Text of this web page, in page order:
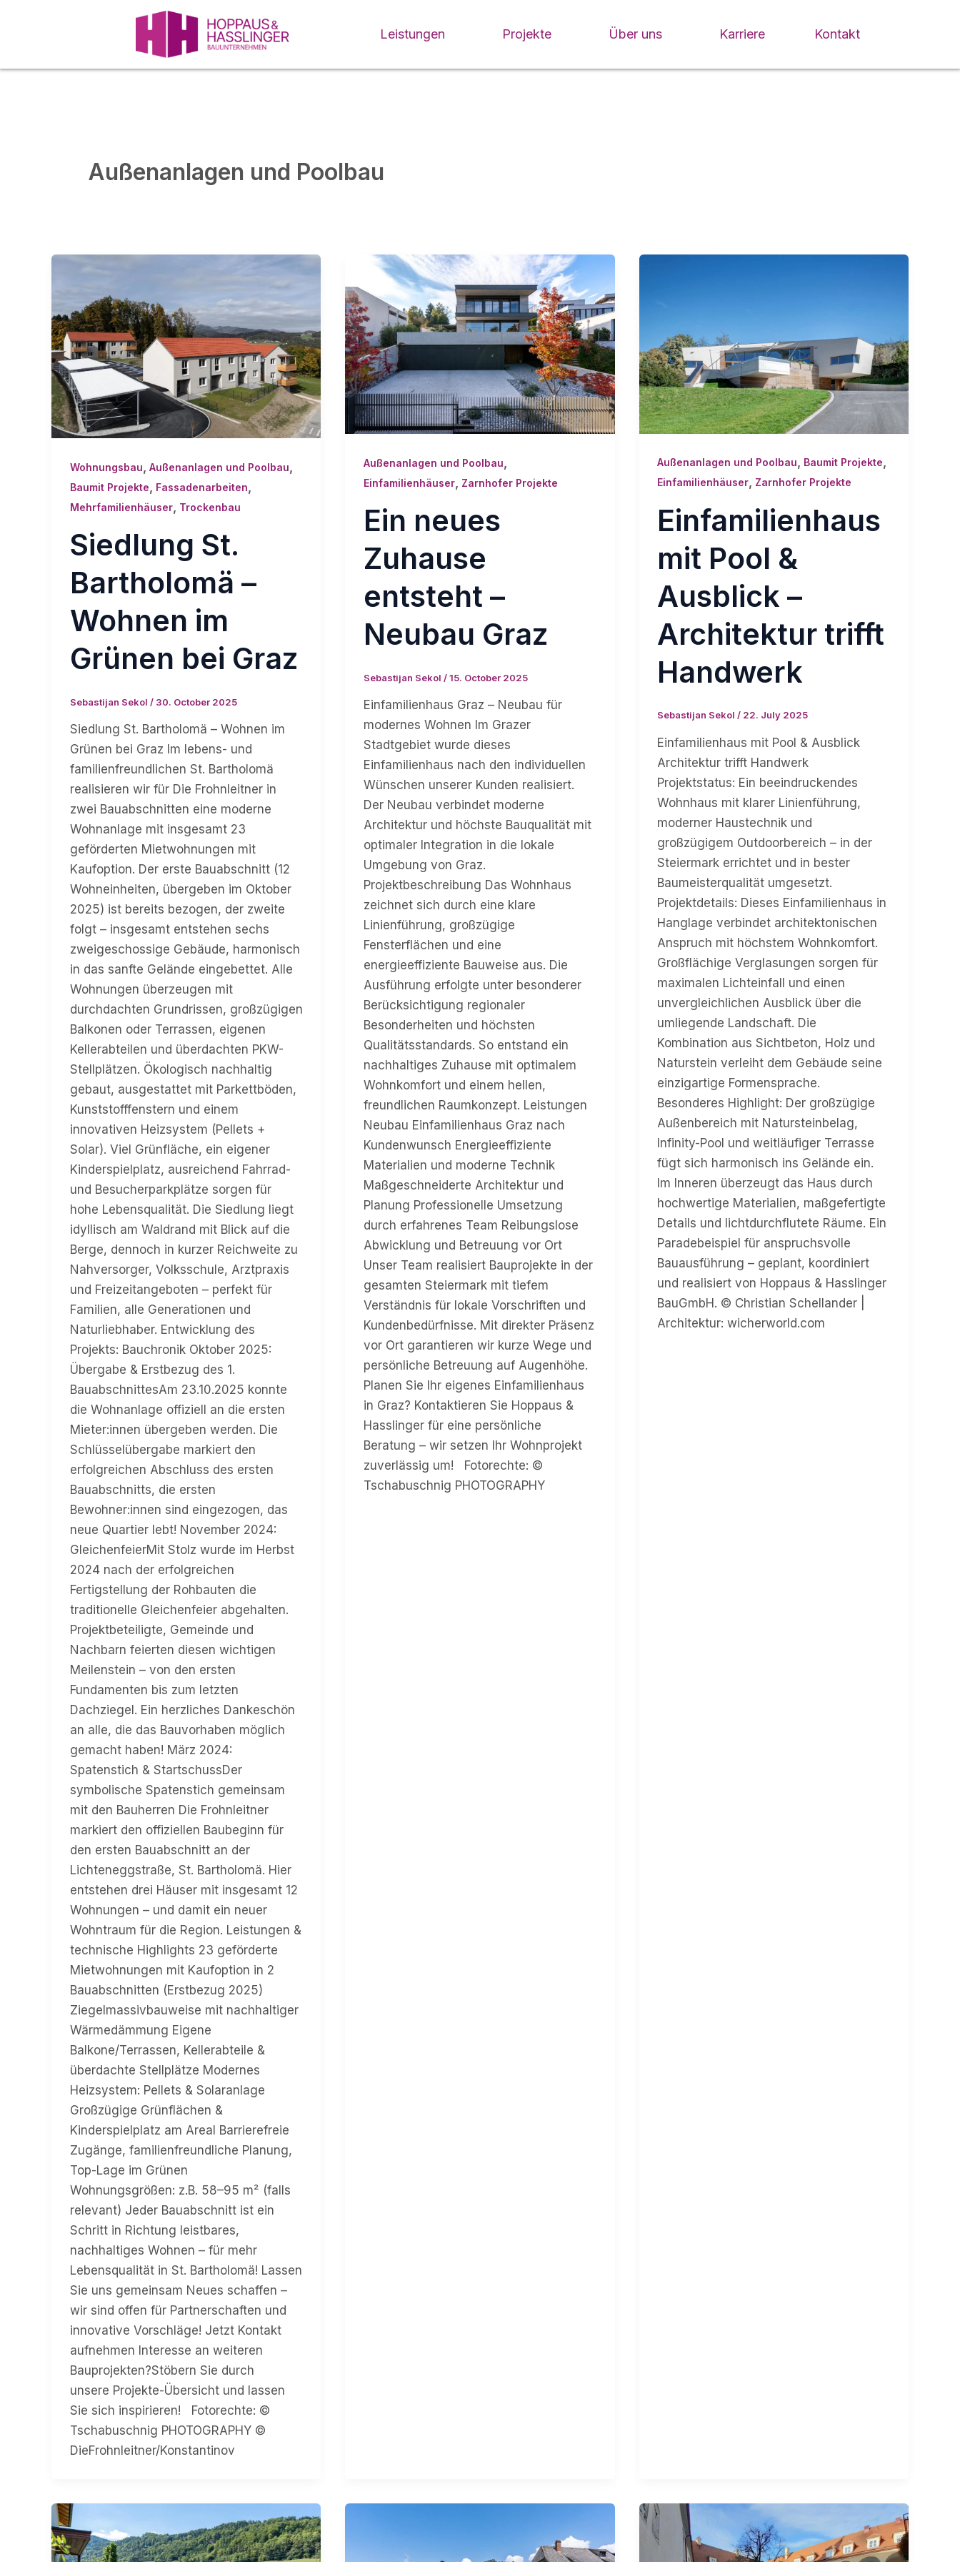
Leistungen Projekte Über uns Karriere Kontakt
Außenanlagen und Poolbau
Wohnungsbau Außenanlagen und Poolbau
Baumit Projekte Fassadenarbeiten
Mehrfamilienhäuser, Trockenbau
Siedlung St.
Bartholomä –
Wohnen im
Grünen bei Graz
Sebastijan Sekol / 30. October 2025
Siedlung St. Bartholomä – Wohnen im
Grünen bei Graz Im lebens- und
familienfreundlichen St. Bartholomä
realisieren wir für Die Frohnleitner in
zwei Bauabschnitten eine moderne
Wohnanlage mit insgesamt 23
geförderten Mietwohnungen mit
Kaufoption. Der erste Bauabschnitt (12
Wohneinheiten, übergeben im Oktober
2025) ist bereits bezogen, der zweite
folgt – insgesamt entstehen sechs
zweigeschossige Gebäude, harmonisch
in das sanfte Gelände eingebettet. Alle
Wohnungen überzeugen mit
durchdachten Grundrissen, großzügigen
Balkonen oder Terrassen, eigenen
Kellerabteilen und überdachten PKW-
Stellplätzen. Ökologisch nachhaltig
gebaut, ausgestattet mit Parkettböden,
Kunststofffenstern und einem
innovativen Heizsystem (Pellets +
Solar). Viel Grünfläche, ein eigener
Kinderspielplatz, ausreichend Fahrrad-
und Besucherparkplätze sorgen für
hohe Lebensqualität. Die Siedlung liegt
idyllisch am Waldrand mit Blick auf die
Berge, dennoch in kurzer Reichweite zu
Nahversorger, Volksschule, Arztpraxis
und Freizeitangeboten – perfekt für
Familien, alle Generationen und
Naturliebhaber. Entwicklung des
Projekts: Bauchronik Oktober 2025:
Übergabe & Erstbezug des 1.
BauabschnittesAm 23.10.2025 konnte
die Wohnanlage offiziell an die ersten
Mieter:innen übergeben werden. Die
Schlüsselübergabe markiert den
erfolgreichen Abschluss des ersten
Bauabschnitts, die ersten
Bewohner:innen sind eingezogen, das
neue Quartier lebt! November 2024:
GleichenfeierMit Stolz wurde im Herbst
2024 nach der erfolgreichen
Fertigstellung der Rohbauten die
traditionelle Gleichenfeier abgehalten.
Projektbeteiligte, Gemeinde und
Nachbarn feierten diesen wichtigen
Meilenstein – von den ersten
Fundamenten bis zum letzten
Dachziegel. Ein herzliches Dankeschön
an alle, die das Bauvorhaben möglich
gemacht haben! März 2024:
Spatenstich & StartschussDer
symbolische Spatenstich gemeinsam
mit den Bauherren Die Frohnleitner
markiert den offiziellen Baubeginn für
den ersten Bauabschnitt an der
Lichteneggstraße, St. Bartholomä. Hier
entstehen drei Häuser mit insgesamt 12
Wohnungen – und damit ein neuer
Wohntraum für die Region. Leistungen &
technische Highlights 23 geförderte
Mietwohnungen mit Kaufoption in 2
Bauabschnitten (Erstbezug 2025)
Ziegelmassivbauweise mit nachhaltiger
Wärmedämmung Eigene
Balkone/Terrassen, Kellerabteile &
überdachte Stellplätze Modernes
Heizsystem: Pellets & Solaranlage
Großzügige Grünflächen &
Kinderspielplatz am Areal Barrierefreie
Zugänge, familienfreundliche Planung,
Top-Lage im Grünen
Wohnungsgrößen: z.B. 58–95 m² (falls
relevant) Jeder Bauabschnitt ist ein
Schritt in Richtung leistbares,
nachhaltiges Wohnen – für mehr
Lebensqualität in St. Bartholomä! Lassen
Sie uns gemeinsam Neues schaffen –
wir sind offen für Partnerschaften und
innovative Vorschläge! Jetzt Kontakt
aufnehmen Interesse an weiteren
Bauprojekten?Stöbern Sie durch
unsere Projekte-Übersicht und lassen
Sie sich inspirieren! Fotorechte: ©
Tschabuschnig PHOTOGRAPHY ©
DieFrohnleitner/Konstantinov
Außenanlagen und Poolbau
Einfamilienhäuser, Zarnhofer Projekte
Ein neues
Zuhause
entsteht –
Neubau Graz
Sebastijan Sekol /15. October 2025
Einfamilienhaus Graz – Neubau für
modernes Wohnen Im Grazer
Stadtgebiet wurde dieses
Einfamilienhaus nach den individuellen
Wünschen unserer Kunden realisiert.
Der Neubau verbindet moderne
Architektur und höchste Bauqualität mit
optimaler Integration in die lokale
Umgebung von Graz.
Projektbeschreibung Das Wohnhaus
zeichnet sich durch eine klare
Linienführung, großzügige
Fensterflächen und eine
energieeffiziente Bauweise aus. Die
Ausführung erfolgte unter besonderer
Berücksichtigung regionaler
Besonderheiten und höchsten
Qualitätsstandards. So entstand ein
nachhaltiges Zuhause mit optimalem
Wohnkomfort und einem hellen,
freundlichen Raumkonzept. Leistungen
Neubau Einfamilienhaus Graz nach
Kundenwunsch Energieeffiziente
Materialien und moderne Technik
Maßgeschneiderte Architektur und
Planung Professionelle Umsetzung
durch erfahrenes Team Reibungslose
Abwicklung und Betreuung vor Ort
Unser Team realisiert Bauprojekte in der
gesamten Steiermark mit tiefem
Verständnis für lokale Vorschriften und
Kundenbedürfnisse. Mit direkter Präsenz
vor Ort garantieren wir kurze Wege und
persönliche Betreuung auf Augenhöhe.
Planen Sie Ihr eigenes Einfamilienhaus
in Graz? Kontaktieren Sie Hoppaus &
Hasslinger für eine persönliche
Beratung – wir setzen Ihr Wohnprojekt
zuverlässig um! Fotorechte: ©
Tschabuschnig PHOTOGRAPHY
Außenanlagen und Poolbau, Baumit Projekte,
Einfamilienhäuser, Zarnhofer Projekte
Einfamilienhaus
mit Pool &
Ausblick –
Architektur trifft
Handwerk
Sebastijan Sekol/ 22. July 2025
Einfamilienhaus mit Pool & Ausblick
Architektur trifft Handwerk
Projektstatus: Ein beeindruckendes
Wohnhaus mit klarer Linienführung,
moderner Haustechnik und
großzügigem Outdoorbereich – in der
Steiermark errichtet und in bester
Baumeisterqualität umgesetzt.
Projektdetails: Dieses Einfamilienhaus in
Hanglage verbindet architektonischen
Anspruch mit höchstem Wohnkomfort.
Großflächige Verglasungen sorgen für
maximalen Lichteinfall und einen
unvergleichlichen Ausblick über die
umliegende Landschaft. Die
Kombination aus Sichtbeton, Holz und
Naturstein verleiht dem Gebäude seine
einzigartige Formensprache.
Besonderes Highlight: Der großzügige
Außenbereich mit Natursteinbelag,
Infinity-Pool und weitläufiger Terrasse
fügt sich harmonisch ins Gelände ein.
Im Inneren überzeugt das Haus durch
hochwertige Materialien, maßgefertigte
Details und lichtdurchflutete Räume. Ein
Paradebeispiel für anspruchsvolle
Bauausführung – geplant, koordiniert
und realisiert von Hoppaus & Hasslinger
BauGmbH. © Christian Schellander |
Architektur: wicherworld.com